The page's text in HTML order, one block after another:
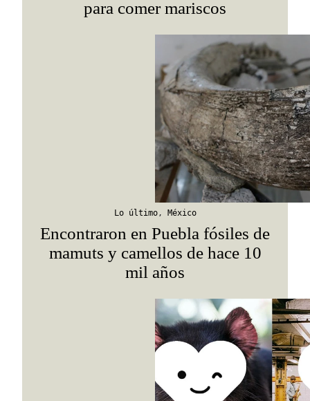
para comer mariscos
Lo último, México
Encontraron en Puebla fósiles de
mamuts y camellos de hace 10
mil años